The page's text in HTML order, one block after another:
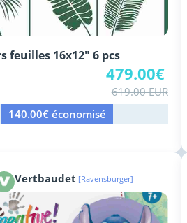
feuilles 16x12" 6 pcs
479.00€
619.00 EUR
140.00€ économisé
Vertbaudet [Ravensburger]